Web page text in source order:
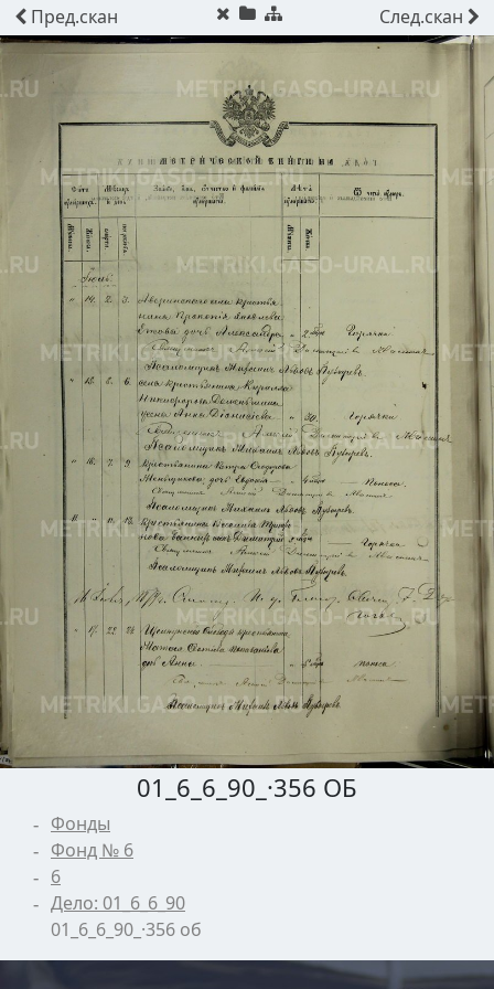
Пред.скан След.скан
01_6_6_90_·356 ОБ
Фонды
Фонд № 6
6
Дело: 01_6_6_90
01_6_6_90_·356 об